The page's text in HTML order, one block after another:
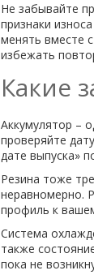
Не забывайте
признаки
менять вместе
избежать
Какие
Аккумулятор –
проверяйте
дате выпуска»
Резина тоже
неравномерно.
профиль к
Система
также
пока не